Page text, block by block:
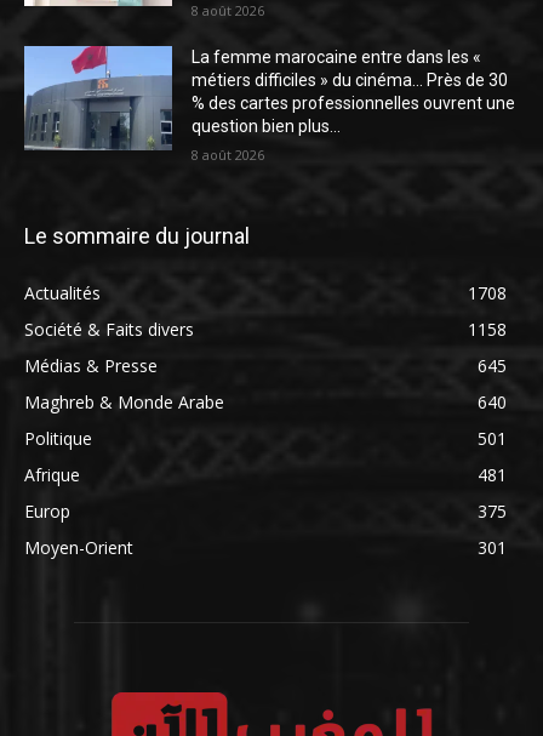
8 août 2026
La femme marocaine entre dans les «
métiers difficiles » du cinéma… Près de 30
% des cartes professionnelles ouvrent une
question bien plus...
8 août 2026
Le sommaire du journal
Actualités
1708
Société & Faits divers
1158
Médias & Presse
645
Maghreb & Monde Arabe
640
Politique
501
Afrique
481
Europ
375
Moyen-Orient
301